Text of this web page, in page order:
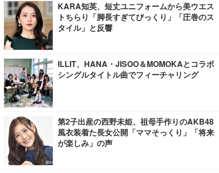
KARA知英、短丈ユニフォームから美ウエス
トちらり「脚長すぎてびっくり」「圧巻のス
タイル」と反響
ILLIT、HANA・JISOO＆MOMOKAとコラボ
シングルタイトル曲でフィーチャリング
第2子出産の西野未姫、祖母手作りのAKB48
風衣装着た長女公開「ママそっくり」「将来
が楽しみ」の声